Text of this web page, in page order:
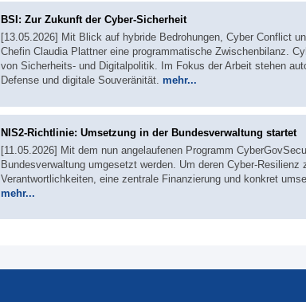
BSI: Zur Zukunft der Cyber-Sicherheit
[13.05.2026] Mit Blick auf hybride Bedrohungen, Cyber Conflict
Chefin Claudia Plattner eine programmatische Zwischenbilanz.
von Sicherheits- und Digitalpolitik. Im Fokus der Arbeit stehen
Defense und digitale Souveränität. mehr...
NIS2-Richtlinie: Umsetzung in der Bundesverwaltung startet
[11.05.2026] Mit dem nun angelaufenen Programm
Bundesverwaltung umgesetzt werden. Um deren Cyber-Resilienz
Verantwortlichkeiten, eine zentrale Finanzierung und konkret
mehr...